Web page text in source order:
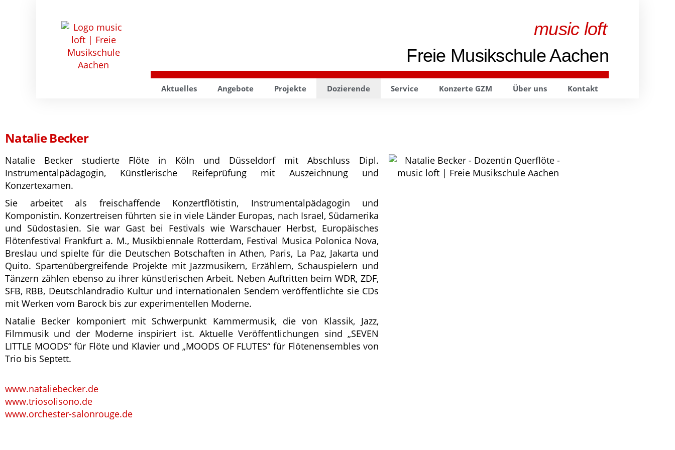
music loft
Freie Musikschule Aachen
Aktuelles Angebote Projekte Dozierende Service Konzerte GZM Über uns Kontakt
Natalie Becker
Natalie Becker studierte Flöte in Köln und Düsseldorf mit Abschluss Dipl.
Instrumentalpädagogin, Künstlerische Reifeprüfung mit Auszeichnung und
Konzertexamen.
Sie arbeitet als freischaffende Konzertflötistin, Instrumentalpädagogin und
Komponistin. Konzertreisen führten sie in viele Länder Europas, nach Israel, Südamerika
und Südostasien. Sie war Gast bei Festivals wie Warschauer Herbst, Europäisches
Flötenfestival Frankfurt a. M., Musikbiennale Rotterdam, Festival Musica Polonica Nova,
Breslau und spielte für die Deutschen Botschaften in Athen, Paris, La Paz, Jakarta und
Quito. Spartenübergreifende Projekte mit Jazzmusikern, Erzählern, Schauspielern und
Tänzern zählen ebenso zu ihrer künstlerischen Arbeit. Neben Auftritten beim WDR, ZDF,
SFB, RBB, Deutschlandradio Kultur und internationalen Sendern veröffentlichte sie CDs
mit Werken vom Barock bis zur experimentellen Moderne.
Natalie Becker komponiert mit Schwerpunkt Kammermusik, die von Klassik, Jazz,
Filmmusik und der Moderne inspiriert ist. Aktuelle Veröffentlichungen sind „SEVEN
LITTLE MOODS“ für Flöte und Klavier und „MOODS OF FLUTES“ für Flötenensembles von
Trio bis Septett.
www.nataliebecker.de
www.triosolisono.de
www.orchester-salonrouge.de